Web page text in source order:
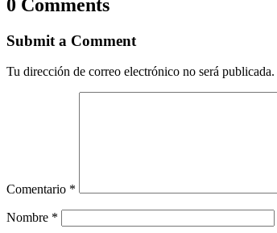
0 Comments
Submit a Comment
Tu dirección de correo electrónico no será publicada.
Comentario *
Nombre *